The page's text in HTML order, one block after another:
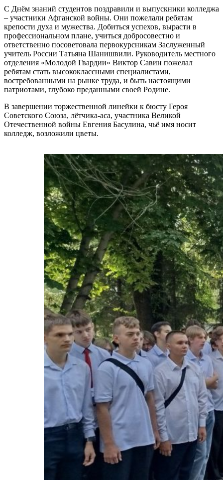
С Днём знаний студентов поздравили и выпускники колледжа
– участники Афганской войны. Они пожелали ребятам
крепости духа и мужества. Добиться успехов, вырасти в
профессиональном плане, учиться добросовестно и
ответственно посоветовала первокурсникам Заслуженный
учитель России Татьяна Шанишвили. Руководитель местного
отделения «Молодой Гвардии» Виктор Савин пожелал
ребятам стать высококлассными специалистами,
востребованными на рынке труда, и быть настоящими
патриотами, глубоко преданными своей Родине.
В завершении торжественной линейки к бюсту Героя
Советского Союза, лётчика-аса, участника Великой
Отечественной войны Евгения Басулина, чьё имя носит
колледж, возложили цветы.